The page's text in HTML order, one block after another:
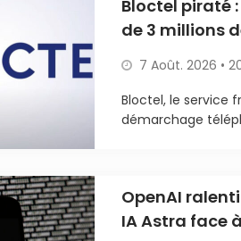
Bloctel piraté
de 3 millions
7 Août. 2026 •
Bloctel, le service
démarchage
OpenAI
IA Astra face